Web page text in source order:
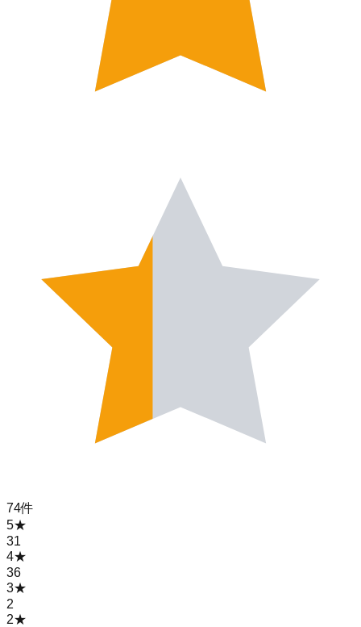
74件
5★
31
4★
36
3★
2
2★